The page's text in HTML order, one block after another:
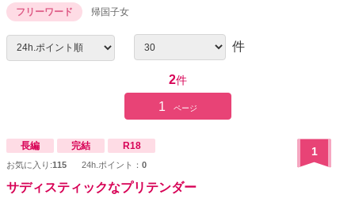
フリーワード 帰国子女
件
2件
1 ページ
長編 完結 R18
お気に入り:115 24h.ポイント： 0
1
サディスティックなプリテンダー